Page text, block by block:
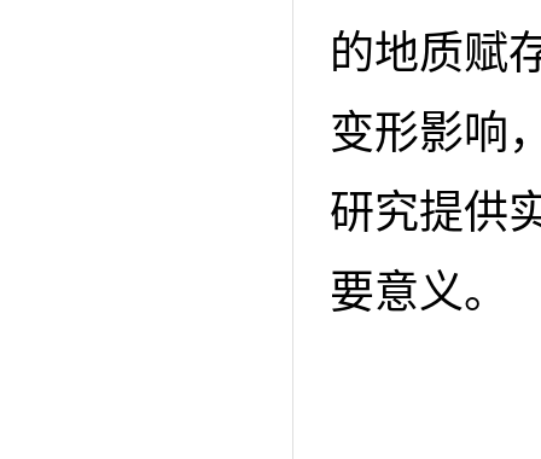
的地质赋
变形影响
研究提供
要意义。